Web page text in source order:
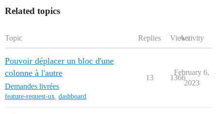
Related topics
Topic Replies ViewsActivity
Pouvoir déplacer un bloc d'une
colonne à l'autre
Demandes livrées
feature-request-ux dashboard
13 1366
February 6,
2023